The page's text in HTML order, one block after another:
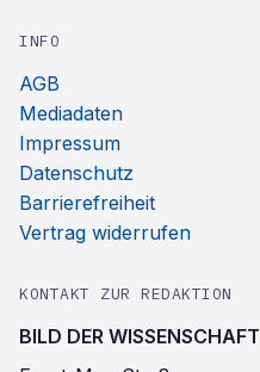
INFO
AGB
Mediadaten
Impressum
Datenschutz
Barrierefreiheit
Vertrag widerrufen
KONTAKT ZUR REDAKTION
BILD DER WISSENSCHAFT